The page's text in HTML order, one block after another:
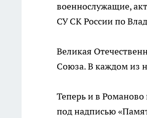
военнослужащие,
СУ СК России по
Великая
Союза. В каждом из
Теперь и в
под надписью